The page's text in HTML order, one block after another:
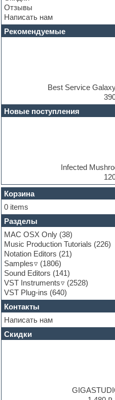
Dance music production tutorials
DAW
Disco samples
DJ Software
E-MU Samples
Electric guitar
Electric piano
EXS24 Instruments
FL Studio
Flute
Folk samples
Fruityloops
Funk
Garritan
General MIDI kits
Guitar emulation
Guitar loops
Guitar processing and effects
Hands-up samples
Hardstyle
Heavy metal sample packs
Hip-hop
House music
Hypersonic
Jazz
Отзывы
Написать нам
Рекомендуемые
Best Service
Новые поступления
Infected
Корзина
0 items
Разделы
MAC OSX Only (38)
Music Production Tutorials (226)
Notation Editors (21)
Samples
(1806)
Sound Editors (141)
VST Instruments
(2528)
VST Plug-ins (640)
Контакты
Написать нам
Скидки